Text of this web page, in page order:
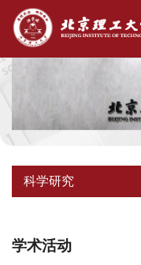
科学研究
学术活动